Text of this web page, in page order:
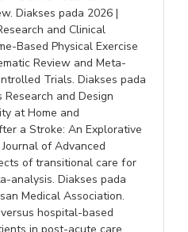
Diakses pada 2026 |
and Clinical
Based Physical Exercise
Review and Meta-
Trials. Diakses pada
and Design
at Home and
a Stroke: An Explorative
of Advanced
of transitional care for
analysis. Diakses pada
Medical Association.
hospital-based
in post-acute care